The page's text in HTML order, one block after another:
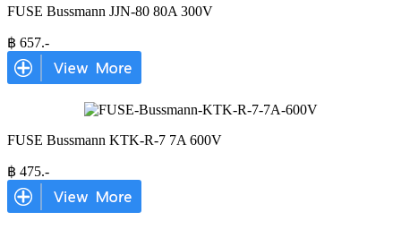
FUSE Bussmann JJN-80 80A 300V
฿ 657.-
FUSE Bussmann KTK-R-7 7A 600V
฿ 475.-